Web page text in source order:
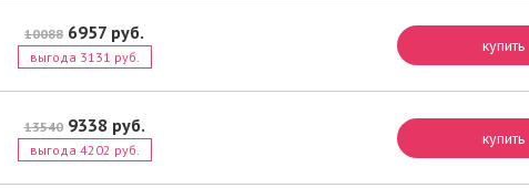
10088 6957 руб.
выгода 3131 руб.
купить
135409338 руб.
выгода 4202 руб.
купить